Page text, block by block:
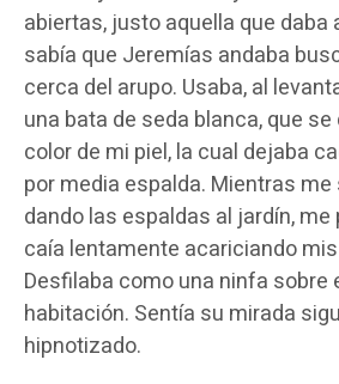
abiertas, justo aquella que daba
sabía que Jeremías andaba
cerca del arupo. Usaba, al
una bata de seda blanca, que
color de mi piel, la cual dejaba
por media espalda. Mientras
dando las espaldas al jardín, me
caía lentamente acariciando
Desfilaba como una ninfa sobre
habitación. Sentía su mirada
hipnotizado.